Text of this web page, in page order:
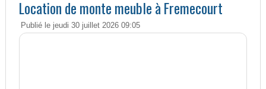
Location de monte meuble à Fremecourt
Publié le jeudi 30 juillet 2026 09:05